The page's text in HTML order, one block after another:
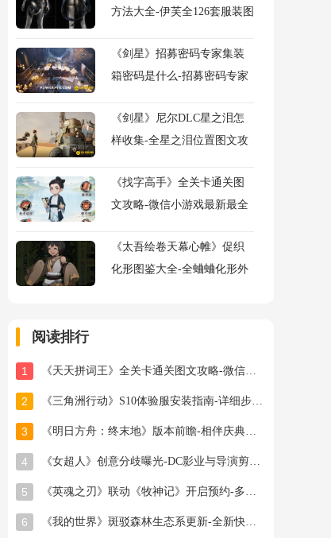
方法大全-伊芙全126套服装图
《剑星》招募密码专家集装
箱密码是什么-招募密码专家
《剑星》尼尔DLC星之泪怎
样收集-全星之泪位置图文攻
《找字高手》全关卡通关图
文攻略-微信小游戏最新最全
《太吾绘卷天幕心帷》促织
化形图鉴大全-全蛐蛐化形外
阅读排行
1 《天天拼词王》全关卡通关图文攻略-微信小游戏最新最全关卡通关图文攻略
2 《三角洲行动》S10体验服安装指南-详细步骤与注意事项
3 《明日方舟：终末地》版本前瞻-相伴庆典与新干员登场
4 《女超人》创意分歧曝光-DC影业与导演剪辑之争
5 《英魂之刃》联动《牧神记》开启预约-多款旧皮返场半价星陨龙坐骑限时秒杀
6 《我的世界》斑驳森林生态系更新-全新快照版本抢先体验开启